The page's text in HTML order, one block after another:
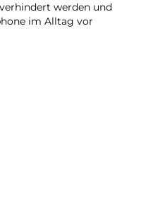
werden und
im Alltag vor